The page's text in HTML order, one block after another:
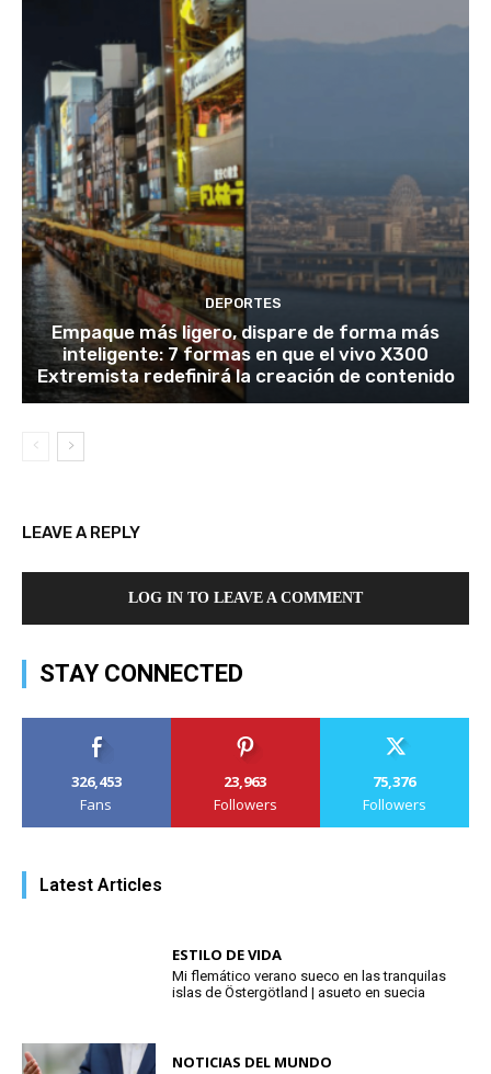
DEPORTES
Empaque más ligero, dispare de forma más
inteligente: 7 formas en que el vivo X300
Extremista redefinirá la creación de contenido
LEAVE A REPLY
LOG IN TO LEAVE A COMMENT
STAY CONNECTED
326,453
Fans
23,963
Followers
75,376
Followers
Latest Articles
ESTILO DE VIDA
Mi flemático verano sueco en las tranquilas
islas de Östergötland | asueto en suecia
NOTICIAS DEL MUNDO